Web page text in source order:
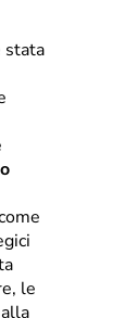
stata
le